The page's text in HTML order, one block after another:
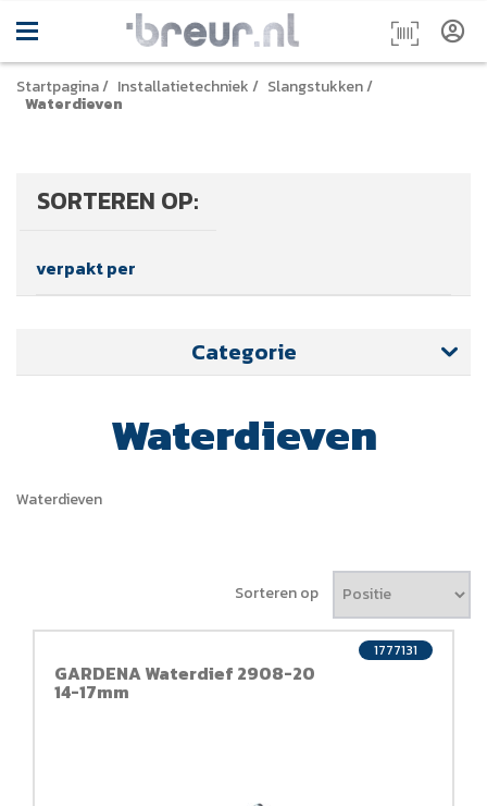
Startpagina/ Installatietechniek/ Slangstukken/
Waterdieven
SORTEREN OP:
verpakt per
Categorie
Waterdieven
Waterdieven
Sorteren op
GARDENA Waterdief 2908-20
14-17mm
1777131